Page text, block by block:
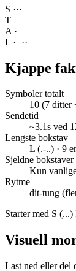
S ···
T −
A ·−
L ·−··
Kjappe
Symboler totalt
10 (7 ditter
Sendetid
~3.1s ved
Lengste bokstav
L (.-..) · 9
Sjeldne bokstaver
Kun
Rytme
dit-tung
Starter med S (...)
Visuell
Last ned eller del